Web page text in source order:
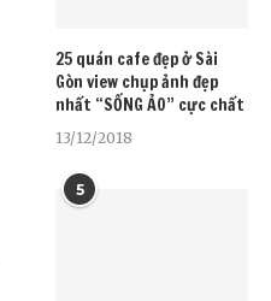
25 quán cafe đẹp ở Sài
Gòn view chụp ảnh đẹp
nhất “SỐNG ẢO” cực chất
13/12/2018
5